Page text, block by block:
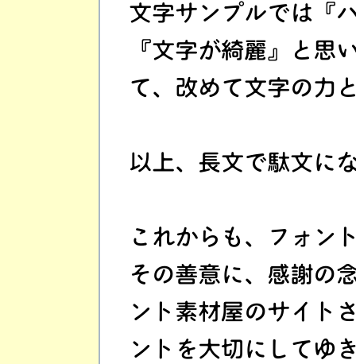
文字サンプルでは『
『文字が綺麗』と思
て、改めて文字の力
以上、長文で駄文に
これからも、フォン
その善意に、感謝の
ント素材屋のサイト
ントを大切にしてゆ